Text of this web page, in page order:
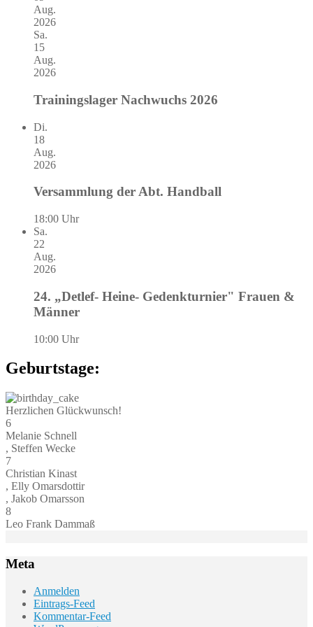
Aug.
2026
Sa.
15
Aug.
2026
Trainingslager Nachwuchs 2026
Di.
18
Aug.
2026
Versammlung der Abt. Handball
18:00 Uhr
Sa.
22
Aug.
2026
24. „Detlef- Heine- Gedenkturnier" Frauen &
Männer
10:00 Uhr
Geburtstage:
Herzlichen Glückwunsch!
6
Melanie Schnell
, Steffen Wecke
7
Christian Kinast
, Elly Omarsdottir
, Jakob Omarsson
8
Leo Frank Dammaß
Meta
Anmelden
Eintrags-Feed
Kommentar-Feed